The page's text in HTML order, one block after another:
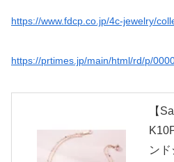
https://www.fdcp.co.jp/4c-jewelry/
https://prtimes.jp/main/html/rd/p/
【
ン